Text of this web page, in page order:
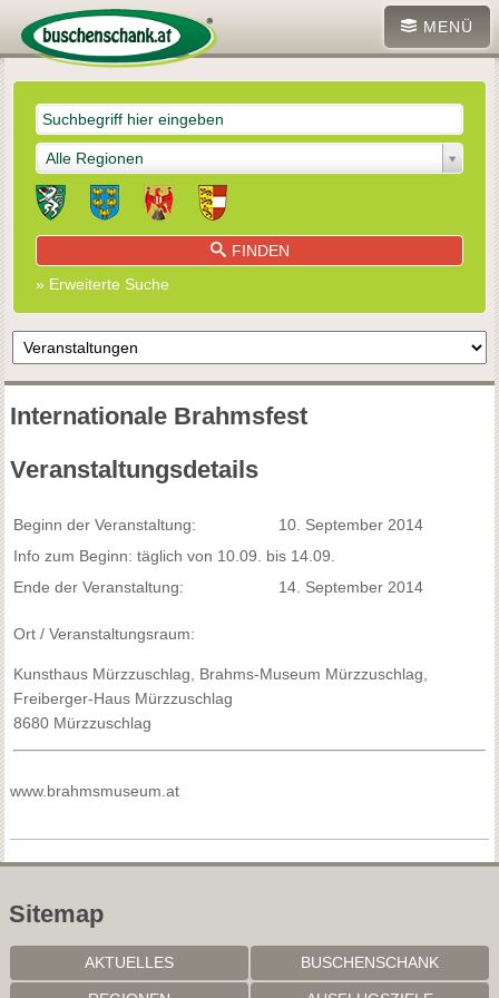
MENÜ
Alle Regionen
FINDEN
» Erweiterte Suche
Internationale Brahmsfest
Veranstaltungsdetails
Beginn der Veranstaltung:
10. September 2014
Info zum Beginn: täglich von 10.09. bis 14.09.
Ende der Veranstaltung:
14. September 2014
Ort / Veranstaltungsraum:
Kunsthaus Mürzzuschlag, Brahms-Museum Mürzzuschlag,
Freiberger-Haus Mürzzuschlag
8680 Mürzzuschlag
www.brahmsmuseum.at
Sitemap
AKTUELLES BUSCHENSCHANK